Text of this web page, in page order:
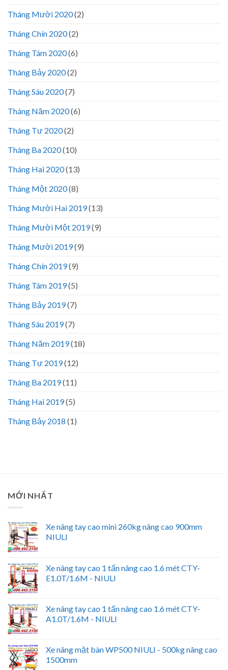
Tháng Mười 2020(2)
Tháng Chín 2020(2)
Tháng Tám 2020(6)
Tháng Bảy 2020(2)
Tháng Sáu 2020(7)
Tháng Năm 2020(6)
Tháng Tư 2020(2)
Tháng Ba 2020(10)
Tháng Hai 2020(13)
Tháng Một 2020(8)
Tháng Mười Hai 2019(13)
Tháng Mười Một 2019(9)
Tháng Mười 2019(9)
Tháng Chín 2019(9)
Tháng Tám 2019(5)
Tháng Bảy 2019(7)
Tháng Sáu 2019(7)
Tháng Năm 2019(18)
Tháng Tư 2019(12)
Tháng Ba 2019(11)
Tháng Hai 2019(5)
Tháng Bảy 2018 (1)
MỚI NHẤT
Xe nâng tay cao mini 260kg nâng cao 900mm
NIULI
Xe nâng tay cao 1 tấn nâng cao 1.6 mét CTY-
E1.0T/1.6M - NIULI
Xe nâng tay cao 1 tấn nâng cao 1.6 mét CTY-
A1.0T/1.6M - NIULI
Xe nâng mặt bàn WP500 NIULI - 500kg nâng cao
1500mm